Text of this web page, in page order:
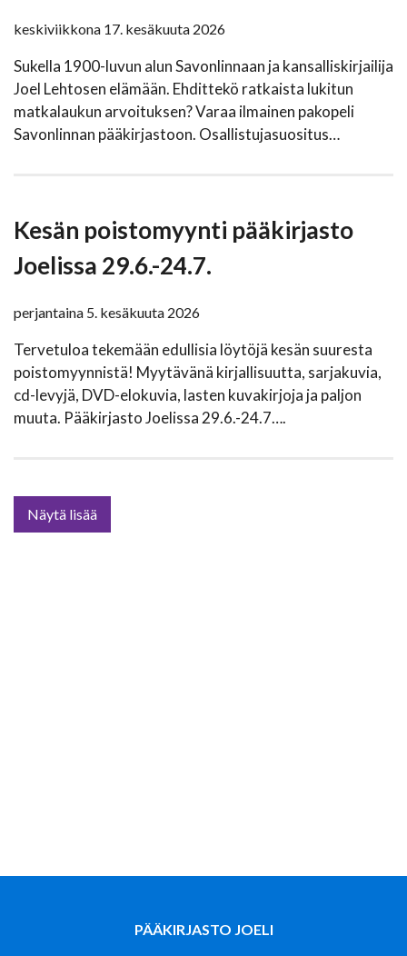
keskiviikkona 17. kesäkuuta 2026
Sukella 1900-luvun alun Savonlinnaan ja kansalliskirjailija
Joel Lehtosen elämään. Ehdittekö ratkaista lukitun
matkalaukun arvoituksen? Varaa ilmainen pakopeli
Savonlinnan pääkirjastoon. Osallistujasuositus…
Kesän poistomyynti pääkirjasto
Joelissa 29.6.-24.7.
perjantaina 5. kesäkuuta 2026
Tervetuloa tekemään edullisia löytöjä kesän suuresta
poistomyynnistä! Myytävänä kirjallisuutta, sarjakuvia,
cd-levyjä, DVD-elokuvia, lasten kuvakirjoja ja paljon
muuta. Pääkirjasto Joelissa 29.6.-24.7….
Näytä lisää
PÄÄKIRJASTO JOELI